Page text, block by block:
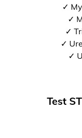
✓
✓
✓
✓
✓
Test